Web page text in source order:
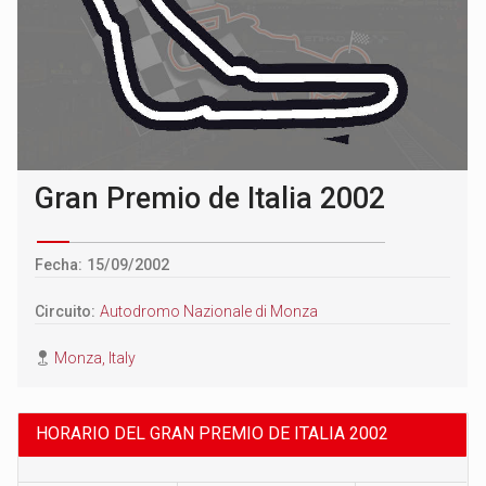
Gran Premio de Italia 2002
Fecha: 15/09/2002
Circuito:Autodromo Nazionale di Monza
Monza, Italy
HORARIO DEL GRAN PREMIO DE ITALIA 2002